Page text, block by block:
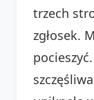
trzech
zgłosek.